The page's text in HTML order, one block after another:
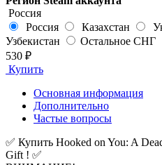
Россия
Россия
Казахстан
Узбекистан
Остальное СНГ
530 ₽
Купить
Основная информация
Дополнительно
Частые вопросы
✅ Купить Hooked on You: A
Gift ! ✅